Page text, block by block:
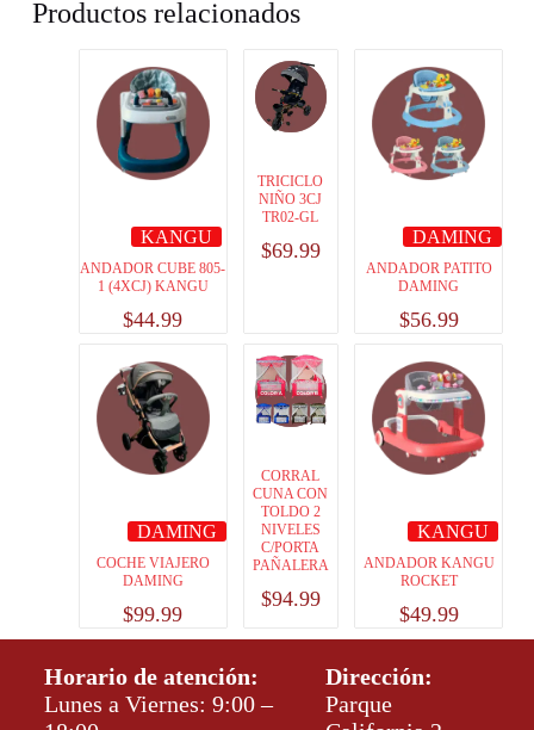
Productos relacionados
KANGU
ANDADOR CUBE 805-
1 (4XCJ) KANGU
$44.99
TRICICLO
NIÑO 3CJ
TR02-GL
$69.99
DAMING
ANDADOR PATITO
DAMING
$56.99
DAMING
COCHE VIAJERO
DAMING
$99.99
CORRAL
CUNA CON
TOLDO 2
NIVELES
C/PORTA
PAÑALERA
$94.99
KANGU
ANDADOR KANGU
ROCKET
$49.99
Horario de atención:
Lunes a Viernes: 9:00 –
Dirección:
Parque